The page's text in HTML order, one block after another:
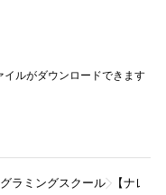
ルがダウンロードできます
ラミングスクール 【ナレ